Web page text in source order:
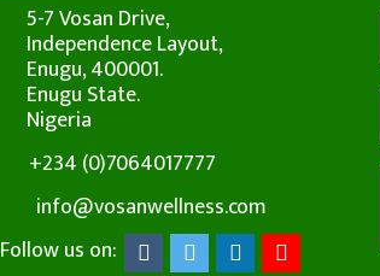
5-7 Vosan Drive,
Independence Layout,
Enugu, 400001.
Enugu State.
Nigeria
+234 (0)7064017777
info@vosanwellness.com
Follow us on: